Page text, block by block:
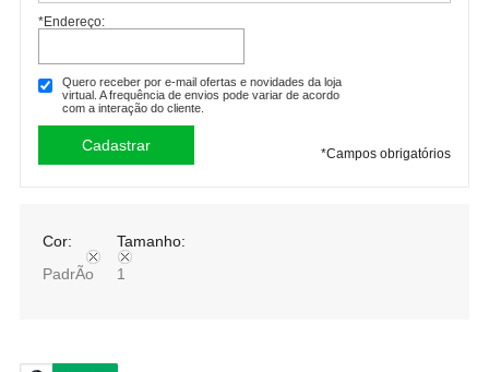
*Endereço:
Quero receber por e-mail ofertas e novidades da loja
virtual. A frequência de envios pode variar de acordo
com a interação do cliente.
*Campos obrigatórios
Cor:
PadrÃo
Tamanho:
1